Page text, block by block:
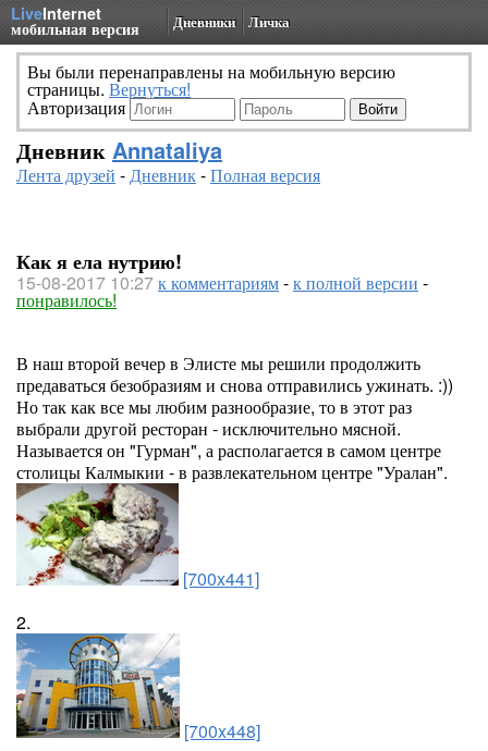
LiveInternet
мобильная версия Дневники Личка
Вы были перенаправлены на мобильную версию
страницы. Вернуться!
Авторизация
Дневник Annataliya
Лента друзей -Дневник-Полная версия
Как я ела нутрию!
15-08-2017 10:27к комментариям-к полной версии -
понравилось!
В наш второй вечер в Элисте мы решили продолжить
предаваться безобразиям и снова отправились ужинать. :))
Но так как все мы любим разнообразие, то в этот раз
выбрали другой ресторан - исключительно мясной.
Называется он "Гурман", а располагается в самом центре
столицы Калмыкии - в развлекательном центре "Уралан".
[700x441]
2.
[700x448]